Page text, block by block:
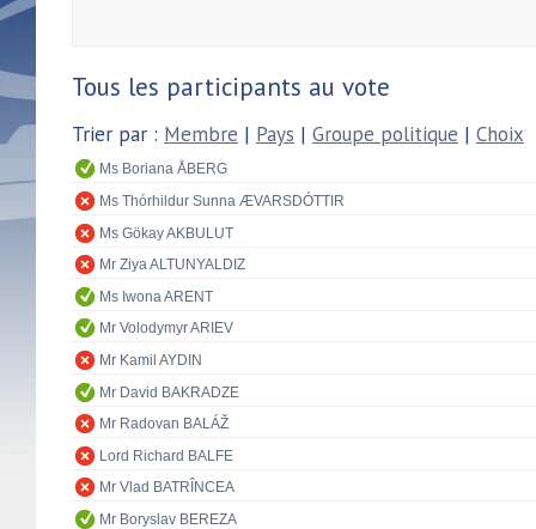
Tous les participants au vote
Trier par : Membre | Pays | Groupe politique | Choix
Ms Boriana ÅBERG
Ms Thórhildur Sunna ÆVARSDÓTTIR
Ms Gökay AKBULUT
Mr Ziya ALTUNYALDIZ
Ms Iwona ARENT
Mr Volodymyr ARIEV
Mr Kamil AYDIN
Mr David BAKRADZE
Mr Radovan BALÁŽ
Lord Richard BALFE
Mr Vlad BATRÎNCEA
Mr Boryslav BEREZA